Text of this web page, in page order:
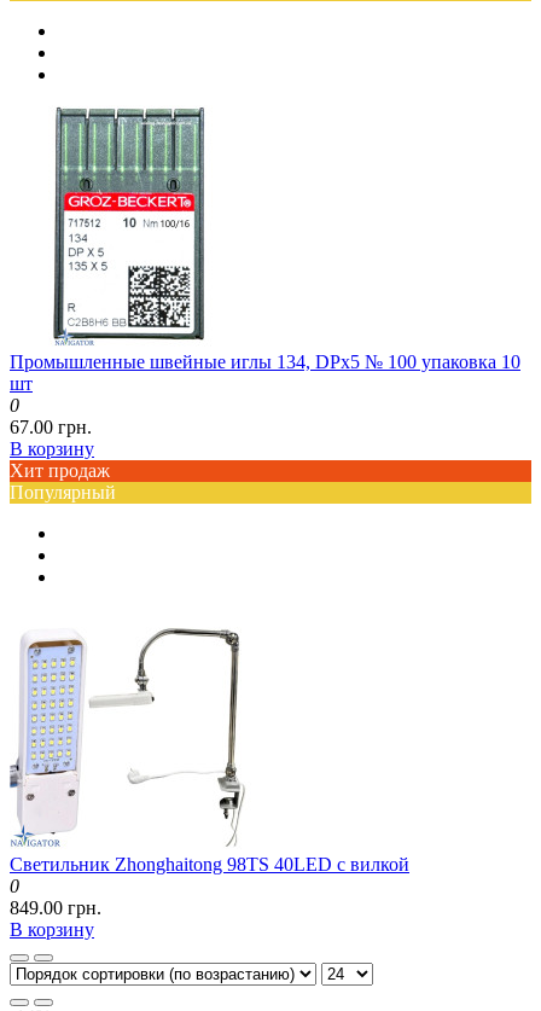
Промышленные швейные иглы 134, DPx5 № 100 упаковка 10
шт
0
67.00 грн.
В корзину
Хит продаж
Популярный
Светильник Zhonghaitong 98TS 40LED с вилкой
0
849.00 грн.
В корзину